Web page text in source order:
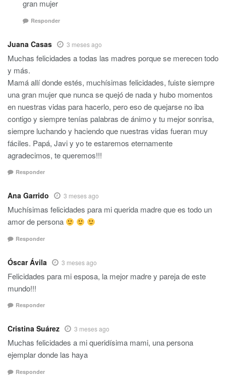
gran mujer
Responder
Juana Casas 3 meses ago
Muchas felicidades a todas las madres porque se merecen todo
y más.
Mamá allí donde estés, muchísimas felicidades, fuiste siempre
una gran mujer que nunca se quejó de nada y hubo momentos
en nuestras vidas para hacerlo, pero eso de quejarse no iba
contigo y siempre tenías palabras de ánimo y tu mejor sonrisa,
siempre luchando y haciendo que nuestras vidas fueran muy
fáciles. Papá, Javi y yo te estaremos eternamente
agradecimos, te queremos!!!
Responder
Ana Garrido 3 meses ago
Muchísimas felicidades para mi querida madre que es todo un
amor de persona
Responder
Óscar Ávila 3 meses ago
Felicidades para mi esposa, la mejor madre y pareja de este
mundo!!!
Responder
Cristina Suárez 3 meses ago
Muchas felicidades a mi queridísima mami, una persona
ejemplar donde las haya
Responder